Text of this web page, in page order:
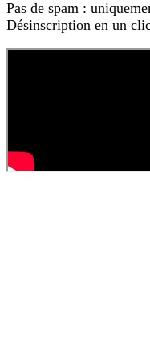
Pas de spam :
Désinscription en un